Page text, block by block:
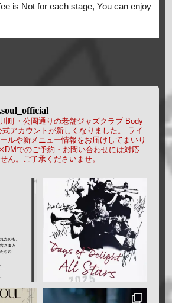
is Not for each stage, You can enjoy
町・公園通りの老舗ジャズクラブ Body
アカウントが新しくなりました。
ライ
ルや新メニュー情報をお届けしてまいり
でのご予約・お問い合わせには対応
ん。ご了承くださいませ。